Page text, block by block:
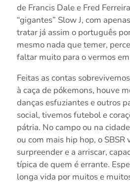
de Francis Dale e Fred
“gigantes” Slow J, com
tratar já assim o português
mesmo nada que temer,
faltar muito para o vermos
Feitas as contas
à caça de pókemons, houve
danças esfuziantes e outros
social, tivemos futebol e
pátria. No campo ou na
ou com mais hip hop, o SBSR
surpreender e a arriscar,
típica de quem é errante.
longa vida por muitos e